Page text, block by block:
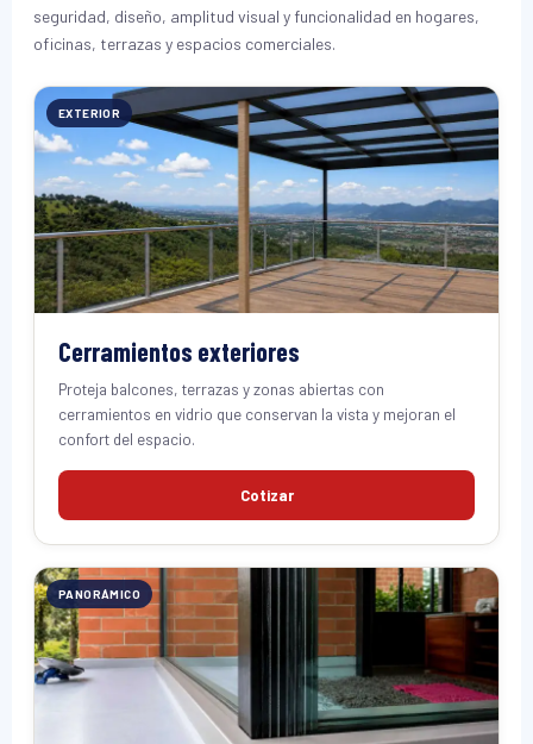
seguridad, diseño, amplitud visual y funcionalidad en hogares,
oficinas, terrazas y espacios comerciales.
EXTERIOR
Cerramientos exteriores
Proteja balcones, terrazas y zonas abiertas con
cerramientos en vidrio que conservan la vista y mejoran el
confort del espacio.
Cotizar
PANORÁMICO